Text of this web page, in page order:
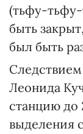
(тьфу-
быть
был быть
Следствием
Леонида
станцию до
выделения